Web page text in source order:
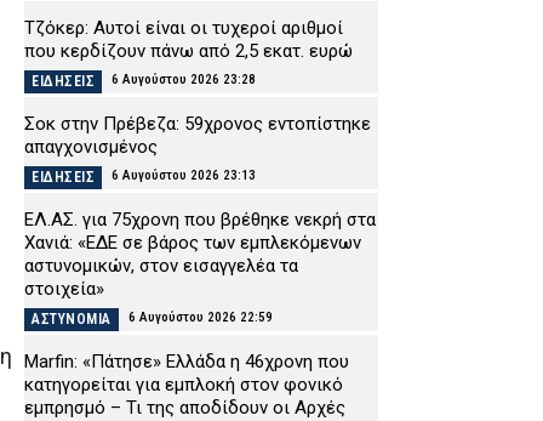
Τζόκερ: Αυτοί είναι οι τυχεροί αριθμοί
που κερδίζουν πάνω από 2,5 εκατ. ευρώ
ΕΙΔΗΣΕΙΣ 6 Αυγούστου 2026 23:28
Σοκ στην Πρέβεζα: 59χρονος εντοπίστηκε
απαγχονισμένος
ΕΙΔΗΣΕΙΣ 6 Αυγούστου 2026 23:13
ΕΛ.ΑΣ. για 75χρονη που βρέθηκε νεκρή στα
Χανιά: «ΕΔΕ σε βάρος των εμπλεκόμενων
αστυνομικών, στον εισαγγελέα τα
στοιχεία»
ΑΣΤΥΝΟΜΙΑ 6 Αυγούστου 2026 22:59
Marfin: «Πάτησε» Ελλάδα η 46χρονη που
κατηγορείται για εμπλοκή στον φονικό
εμπρησμό – Τι της αποδίδουν οι Αρχές